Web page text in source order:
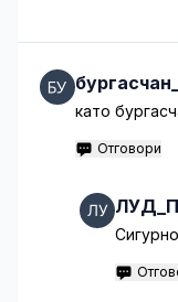
като
Отговори